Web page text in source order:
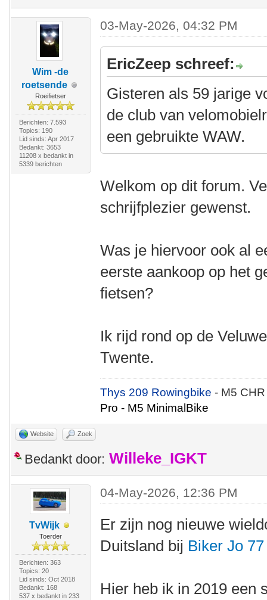
Wim -de
roetsende
Roeifietser
Berichten: 7.593
Topics: 190
Lid sinds: Apr 2017
Bedankt: 3653
11208 x bedankt in
5339 berichten
03-May-2026, 04:32 PM
EricZeep schreef:
Gisteren als 59 jarige
de club van
een gebruikte WAW.
Welkom op dit forum.
schrijfplezier gewenst.
Was je hiervoor ook al
eerste aankoop op het
fietsen?
Ik rijd rond op de
Twente.
Thys 209 Rowingbike- M5
Pro - M5 MinimalBike
Website Zoek
Bedankt door: Willeke_IGKT
TvWijk
Toerder
Berichten: 363
Topics: 20
Lid sinds: Oct 2018
Bedankt: 168
537 x bedankt in 233
04-May-2026, 12:36 PM
Er zijn nog nieuwe
Duitsland bij Biker Jo 77
Hier heb ik in 2019 een